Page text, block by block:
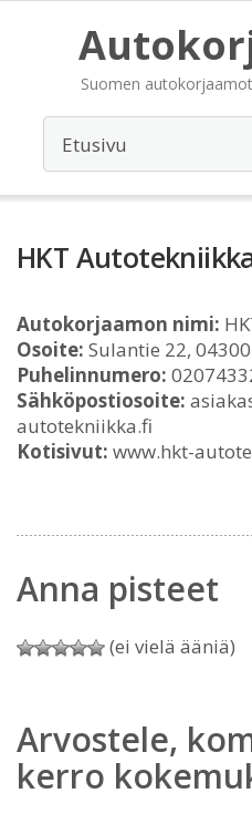
Suomen
HKT
Autokorjaamon nimi:
Osoite: Sulantie 22,
Puhelinnumero:
Sähköpostiosoite:
autotekniikka.fi
Kotisivut: www.hkt-
Anna pisteet
(ei vielä ääniä)
Arvostele,
kerro